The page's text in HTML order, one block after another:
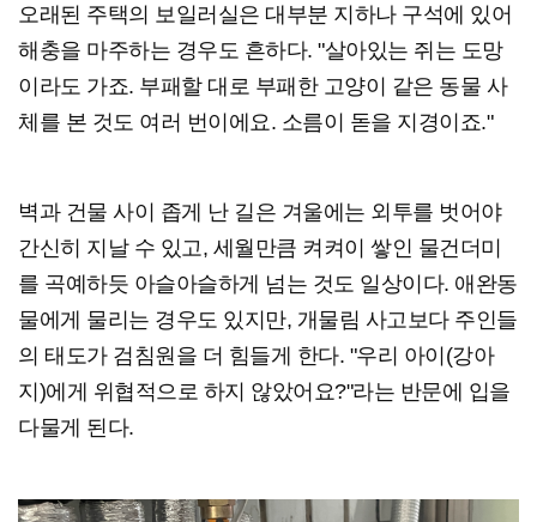
오래된 주택의 보일러실은 대부분 지하나 구석에 있어
해충을 마주하는 경우도 흔하다. "살아있는 쥐는 도망
이라도 가죠. 부패할 대로 부패한 고양이 같은 동물 사
체를 본 것도 여러 번이에요. 소름이 돋을 지경이죠."
벽과 건물 사이 좁게 난 길은 겨울에는 외투를 벗어야
간신히 지날 수 있고, 세월만큼 켜켜이 쌓인 물건더미
를 곡예하듯 아슬아슬하게 넘는 것도 일상이다. 애완동
물에게 물리는 경우도 있지만, 개물림 사고보다 주인들
의 태도가 검침원을 더 힘들게 한다. "우리 아이(강아
지)에게 위협적으로 하지 않았어요?"라는 반문에 입을
다물게 된다.